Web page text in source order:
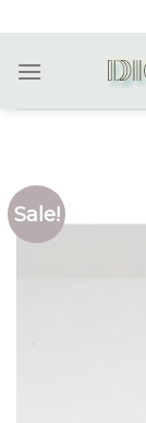
to
content
Sale!